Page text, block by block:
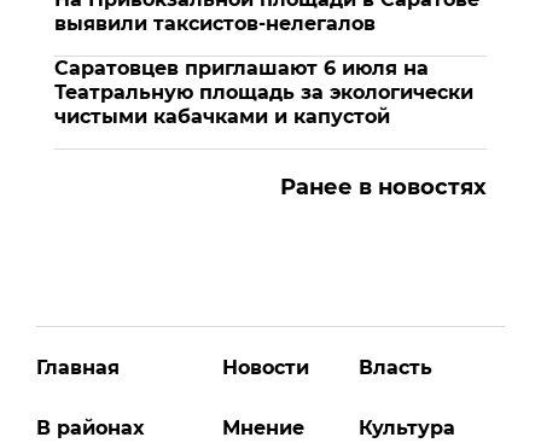
выявили таксистов-нелегалов
Саратовцев приглашают 6 июля на
Театральную площадь за экологически
чистыми кабачками и капустой
Ранее в новостях
Главная
В районах
Новости
Мнение
Власть
Культура